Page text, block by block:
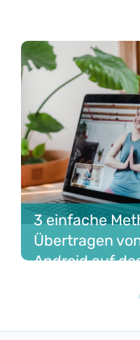
3 einfache
Übertragen
Android auf